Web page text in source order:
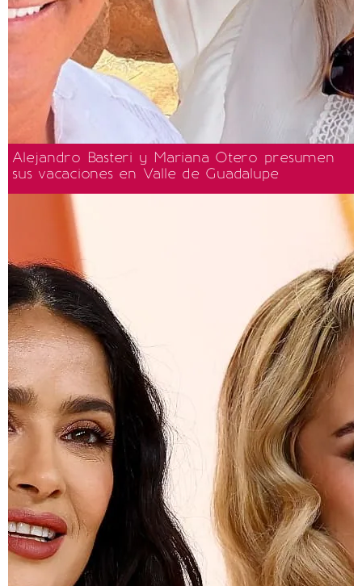
Alejandro Basteri y Mariana Otero presumen
sus vacaciones en Valle de Guadalupe